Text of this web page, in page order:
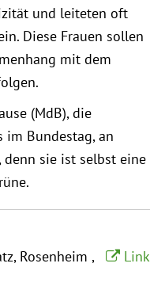
und leiteten oft
Diese Frauen sollen
mit dem
(MdB), die
im Bundestag, an
sie ist selbst eine
Rosenheim
Link